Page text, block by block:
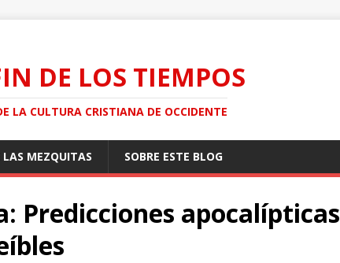
DE LOS TIEMPOS
LA CULTURA CRISTIANA DE OCCIDENTE
LAS MEZQUITAS SOBRE ESTE BLOG
Predicciones apocalípticas